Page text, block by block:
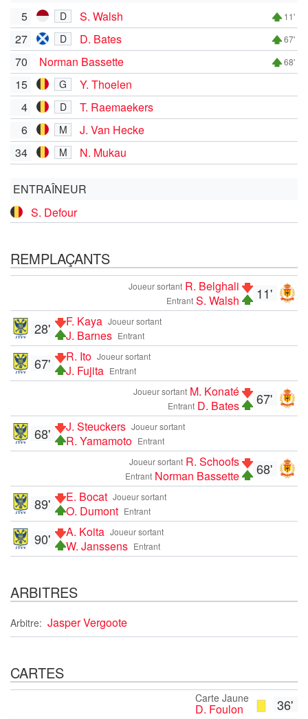
5 D S. Walsh 11'
27 D D. Bates 67'
70 Norman Bassette 68'
15 G
Y. Thoelen
4
D
T. Raemaekers
6
M
J. Van Hecke
34
M N. Mukau
ENTRAÎNEUR
S. Defour
REMPLAÇANTS
11'
Joueur sortant R. Belghali
Entrant S. Walsh
Joueur sortant
F. Kaya
Entrant
J. Barnes
28'
Joueur sortant
R. Ito
Entrant
J. Fujita
67'
67'
Joueur sortant M. Konaté
Entrant D. Bates
Joueur sortant
J. Steuckers
Entrant
R. Yamamoto
68'
68'
Joueur sortant R. Schoofs
Entrant Norman Bassette
Joueur sortant
E. Bocat
Entrant
O. Dumont
89'
Joueur sortant
A. Koita
Entrant
W. Janssens
90'
ARBITRES
Arbitre: Jasper Vergoote
CARTES
36'
Carte Jaune
D. Foulon